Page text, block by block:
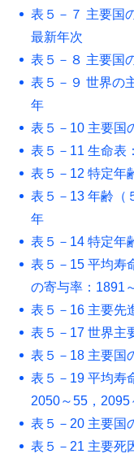
表５－７ 主要国
最新年次
表５－８ 主要国
表５－９ 世界の
年
表５－10 主要国
表５－11 生命表
表５－12 特定年
表５－13 年齢（
年
表５－14 特定年
表５－15 平均寿
の寄与率：1891
表５－16 主要先
表５－17 世界主
表５－18 主要国
表５－19 平均寿
2050～55，2095
表５－20 主要国
表５－21 主要死